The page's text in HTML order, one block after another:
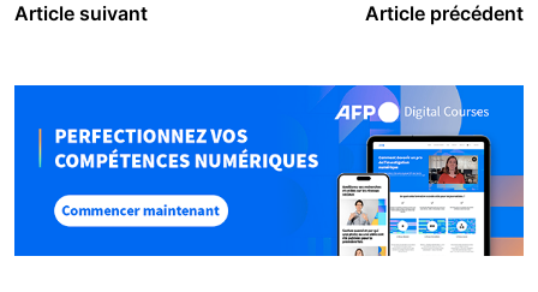
Article suivant Article précédent